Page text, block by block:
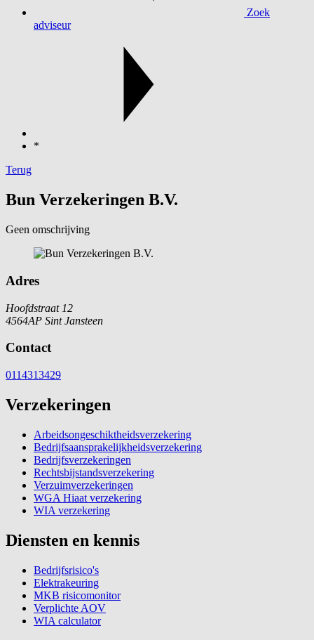
Zoek
adviseur
*
Terug
Bun Verzekeringen B.V.
Geen omschrijving
Adres
Hoofdstraat 12
4564AP Sint Jansteen
Contact
0114313429
Verzekeringen
Arbeidsongeschiktheidsverzekering
Bedrijfsaansprakelijkheidsverzekering
Bedrijfsverzekeringen
Rechtsbijstandsverzekering
Verzuimverzekeringen
WGA Hiaat verzekering
WIA verzekering
Diensten en kennis
Bedrijfsrisico's
Elektrakeuring
MKB risicomonitor
Verplichte AOV
WIA calculator